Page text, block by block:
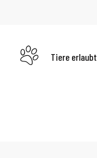
Tiere erlaubt